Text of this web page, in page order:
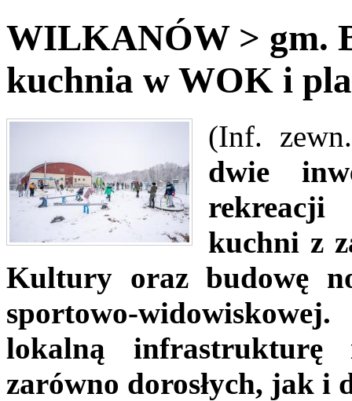
WILKANÓW > gm.
kuchnia w WOK i
(Inf.
dwie
rekreacji
kuchni z
Kultury oraz budowę
sportowo-
lokalną
zarówno dorosłych, jak i